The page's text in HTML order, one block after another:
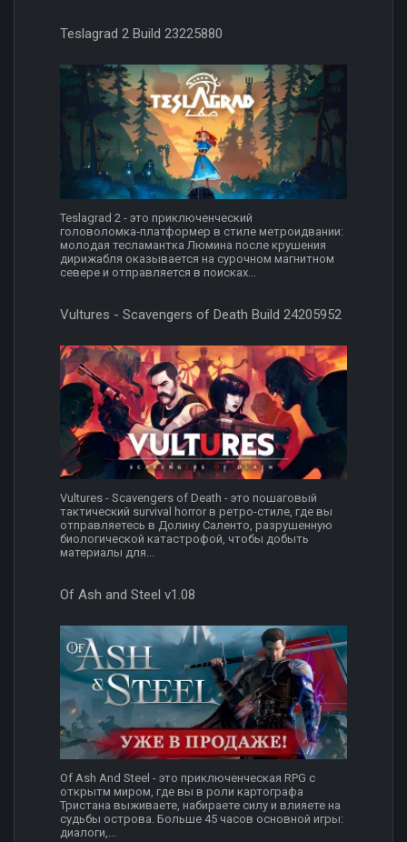
Teslagrad 2 Build 23225880
Teslagrad 2 - это приключенческий
головоломка‑платформер в стиле метроидвании:
молодая тесламантка Люмина после крушения
дирижабля оказывается на сурочном магнитном
севере и отправляется в поисках...
Vultures - Scavengers of Death Build 24205952
Vultures - Scavengers of Death - это пошаговый
тактический survival horror в ретро-стиле, где вы
отправляетесь в Долину Саленто, разрушенную
биологической катастрофой, чтобы добыть
материалы для...
Of Ash and Steel v1.08
Of Ash And Steel - это приключенческая RPG с
открытм миром, где вы в роли картографа
Тристана выживаете, набираете силу и влияете на
судьбы острова. Больше 45 часов основной игры:
диалоги,...